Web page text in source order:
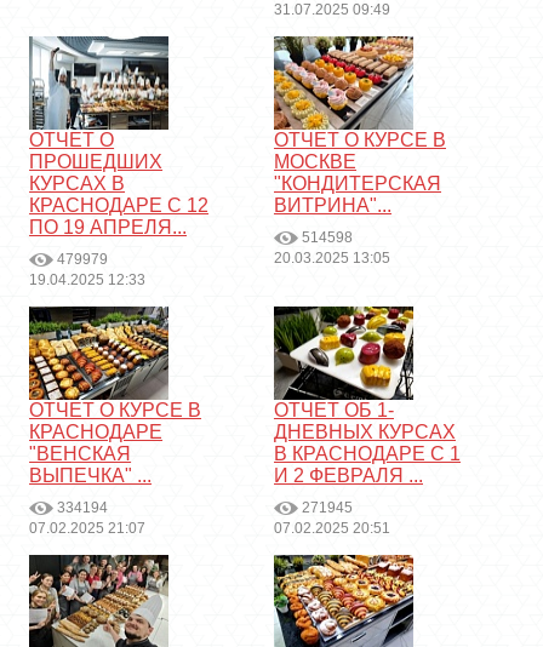
31.07.2025 09:49
ОТЧЕТ О
ПРОШЕДШИХ
КУРСАХ В
КРАСНОДАРЕ С 12
ПО 19 АПРЕЛЯ...
479979
19.04.2025 12:33
ОТЧЕТ О КУРСЕ В
МОСКВЕ
"КОНДИТЕРСКАЯ
ВИТРИНА"...
514598
20.03.2025 13:05
ОТЧЕТ О КУРСЕ В
КРАСНОДАРЕ
"ВЕНСКАЯ
ВЫПЕЧКА" ...
334194
07.02.2025 21:07
ОТЧЕТ ОБ 1-
ДНЕВНЫХ КУРСАХ
В КРАСНОДАРЕ С 1
И 2 ФЕВРАЛЯ ...
271945
07.02.2025 20:51